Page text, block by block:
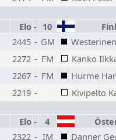
Elo - 10
2445 - GM
2272 - FM
Kanko
2267 - FM
Hurme
2219 -
Kivipelto
Elo - 4
2322 - IM
Danner